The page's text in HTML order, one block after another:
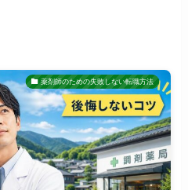
薬剤師のための失敗しない転職方法